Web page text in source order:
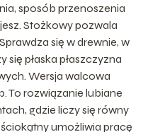
sposób przenoszenia
Stożkowy pozwala
się w drewnie, w
się płaska płaszczyzna
Wersja walcowa
To rozwiązanie lubiane
gdzie liczy się równy
umożliwia pracę